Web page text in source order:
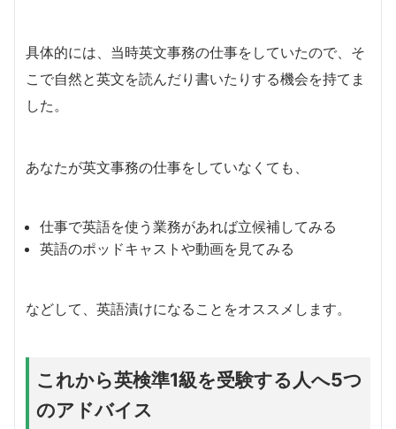
具体的には、当時英文事務の仕事をしていたので、そ
こで自然と英文を読んだり書いたりする機会を持てま
した。
あなたが英文事務の仕事をしていなくても、
仕事で英語を使う業務があれば立候補してみる
英語のポッドキャストや動画を見てみる
などして、英語漬けになることをオススメします。
これから英検準1級を受験する人へ5つ
のアドバイス